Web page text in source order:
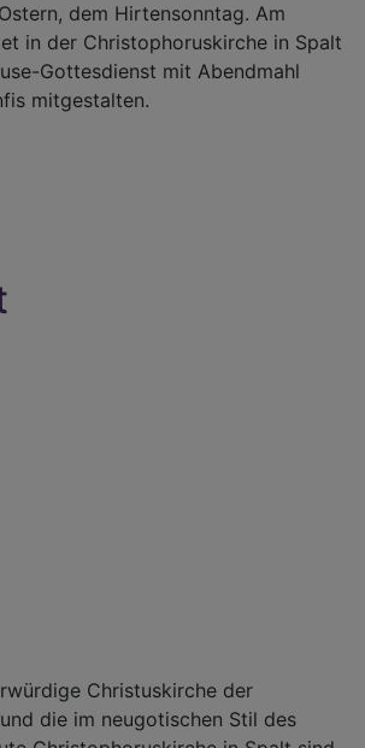
dem Hirtensonntag. Am
in der Christophoruskirche in Spalt
Gottesdienst mit Abendmahl
mitgestalten.
Christuskirche der
die im neugotischen Stil des